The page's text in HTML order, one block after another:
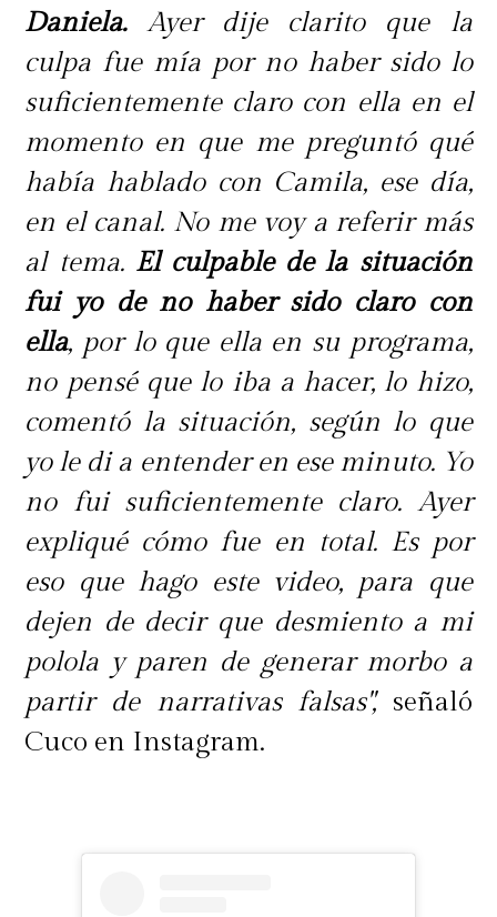
Daniela.Ayer dije clarito que la
culpa fue mía por no haber sido lo
suficientemente claro con ella en el
momento en que me preguntó qué
había hablado con Camila, ese día,
en el canal. No me voy a referir más
al tema. El culpable de la situación
fui yo de no haber sido claro con
ella, por lo que ella en su programa,
no pensé que lo iba a hacer, lo hizo,
comentó la situación, según lo que
yo le di a entender en ese minuto. Yo
no fui suficientemente claro. Ayer
expliqué cómo fue en total. Es por
eso que hago este video, para que
dejen de decir que desmiento a mi
polola y paren de generar morbo a
partir de narrativas falsas",señaló
Cuco en Instagram.